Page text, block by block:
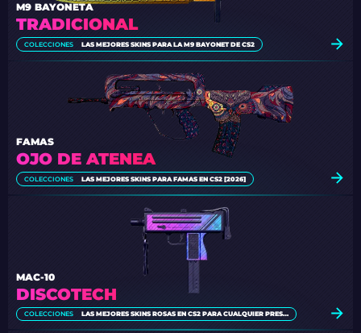
TRADICIONAL
M9 BAYONETA
COLECCIONES LAS MEJORES SKINS PARA LA M9 BAYONET DE CS2
OJO DE ATENEA
FAMAS
COLECCIONES LAS MEJORES SKINS PARA FAMAS EN CS2 [2026]
DISCOTECH
MAC-10
COLECCIONES LAS MEJORES SKINS ROSAS EN CS2 PARA CUALQUIER PRESUPUESTO [2026]